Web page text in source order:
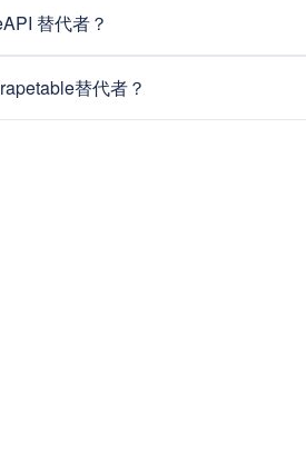
替代者？
替代者？